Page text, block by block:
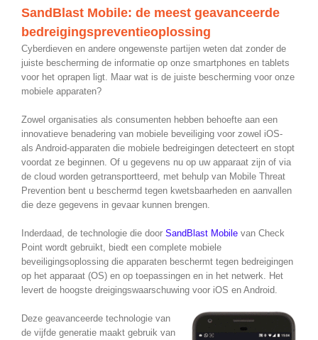
SandBlast Mobile: de meest geavanceerde
bedreigingspreventieoplossing
Cyberdieven en andere ongewenste partijen weten dat zonder de
juiste bescherming de informatie op onze smartphones en tablets
voor het oprapen ligt. Maar wat is de juiste bescherming voor onze
mobiele apparaten?
Zowel organisaties als consumenten hebben behoefte aan een
innovatieve benadering van mobiele beveiliging voor zowel iOS-
als Android-apparaten die mobiele bedreigingen detecteert en stopt
voordat ze beginnen. Of u gegevens nu op uw apparaat zijn of via
de cloud worden getransportteerd, met behulp van Mobile Threat
Prevention bent u beschermd tegen kwetsbaarheden en aanvallen
die deze gegevens in gevaar kunnen brengen.
Inderdaad, de technologie die door SandBlast Mobile van Check
Point wordt gebruikt, biedt een complete mobiele
beveiligingsoplossing die apparaten beschermt tegen bedreigingen
op het apparaat (OS) en op toepassingen en in het netwerk. Het
levert de hoogste dreigingswaarschuwing voor iOS en Android.
Deze geavanceerde technologie van
de vijfde generatie maakt gebruik van